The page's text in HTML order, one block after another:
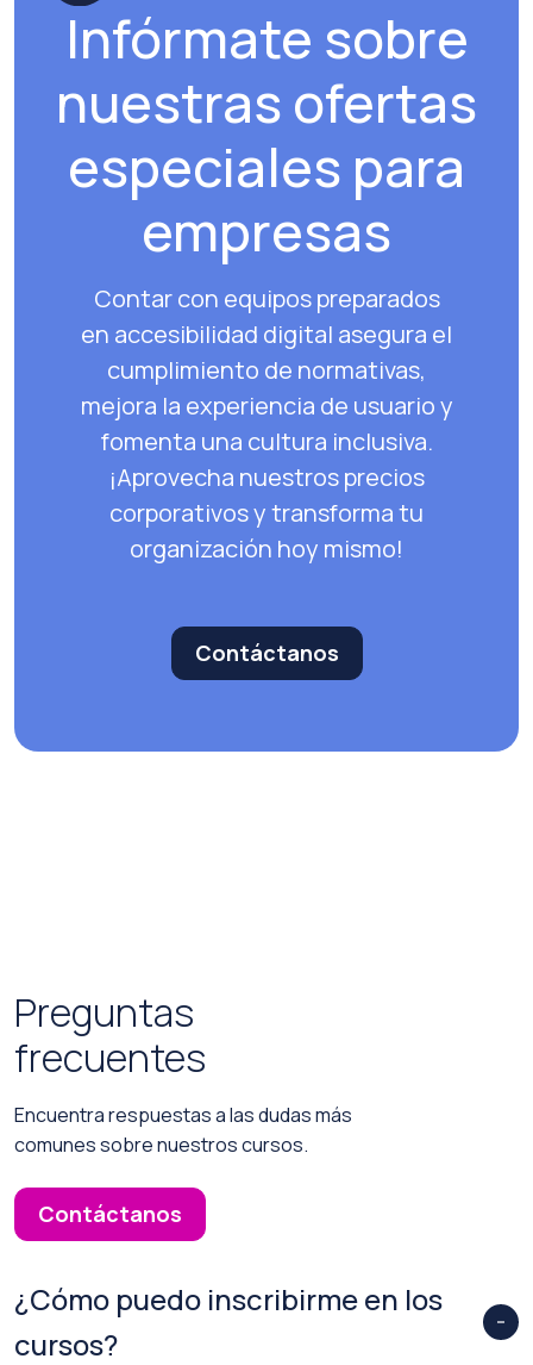
Infórmate sobre
nuestras ofertas
especiales para
empresas
Contar con equipos preparados
en accesibilidad digital asegura el
cumplimiento de normativas,
mejora la experiencia de usuario y
fomenta una cultura inclusiva.
¡Aprovecha nuestros precios
corporativos y transforma tu
organización hoy mismo!
Contáctanos
Preguntas
frecuentes
Encuentra respuestas a las dudas más
comunes sobre nuestros cursos.
Contáctanos
¿Cómo puedo inscribirme en los
cursos?